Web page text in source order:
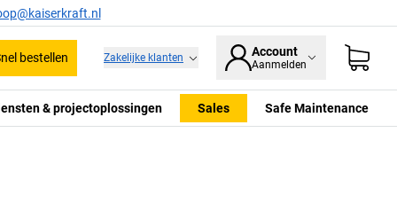
bestellen Zakelijke klanten Account
Aanmelden
& projectoplossingen Sales Safe Maintenance